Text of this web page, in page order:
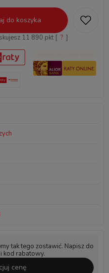
do koszyka
11 890 pkt [ ? ]
tak tego zostawić. Napisz do
kod rabatowy.
cenę